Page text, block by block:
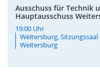
Ausschuss für Technik
Hauptausschuss
19:00 Uhr
Weitersburg,
Weitersburg